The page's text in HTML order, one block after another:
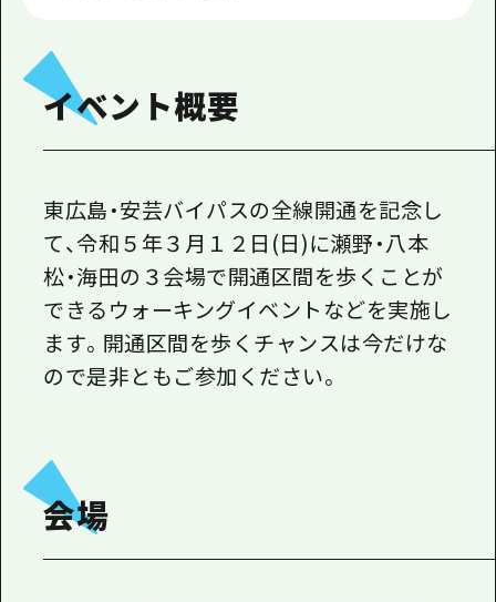
イベント概要
東広島・安芸バイパスの全線開通を記念し
て、令和５年３月１２日(日)に瀬野・八本
松・海田の３会場で開通区間を歩くことが
できるウォーキングイベントなどを実施し
ます。開通区間を歩くチャンスは今だけな
ので是非ともご参加ください。
会場